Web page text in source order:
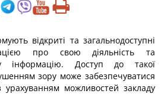
відкриті та загальнодоступні
про свою діяльність та
інформацію. Доступ до такої
зору може забезпечуватися
можливостей закладу